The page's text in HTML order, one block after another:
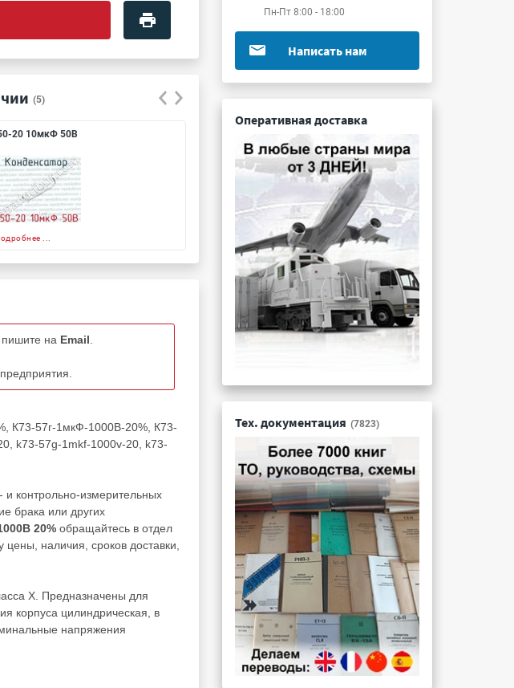
(5)
20 10мкФ 50В
...
К52-5С 10мкФ 70В 20%
Подробнее ...
на Email
К73-57г-1мкФ-1000В-20%, К73-
k73-57g-1mkf-1000v-20, k73-
контрольно-измерительных
брака или других
20% обращайтесь в отдел
наличия, сроков доставки,
Х. Предназначены для
корпуса цилиндрическая, в
напряжения
Пн-Пт 8:00 - 18:00
Написать нам
Оперативная доставка
Тех. документация (7823)